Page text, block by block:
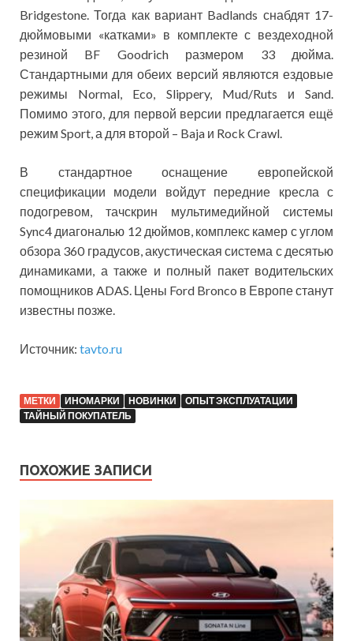
Bridgestone. Тогда как вариант Badlands снабдят 17-
дюймовыми «катками» в комплекте с вездеходной
резиной BF Goodrich размером 33 дюйма.
Стандартными для обеих версий являются ездовые
режимы Normal, Eco, Slippery, Mud/Ruts и Sand.
Помимо этого, для первой версии предлагается ещё
режим Sport, а для второй – Baja и Rock Crawl.
В стандартное оснащение европейской
спецификации модели войдут передние кресла с
подогревом, тачскрин мультимедийной системы
Sync4 диагональю 12 дюймов, комплекс камер с углом
обзора 360 градусов, акустическая система с десятью
динамиками, а также и полный пакет водительских
помощников ADAS. Цены Ford Bronco в Европе станут
известны позже.
Источник: tavto.ru
МЕТКИ ИНОМАРКИ НОВИНКИ
ОПЫТ ЭКСПЛУАТАЦИИ
ТАЙНЫЙ ПОКУПАТЕЛЬ
ПОХОЖИЕ ЗАПИСИ